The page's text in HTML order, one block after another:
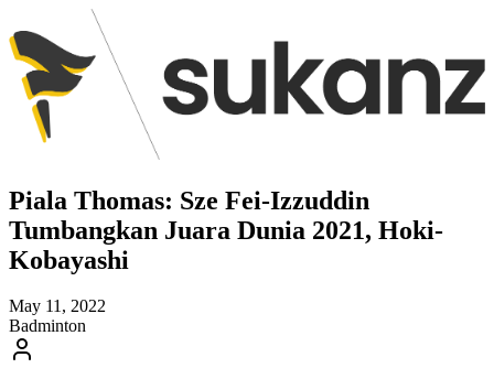
Piala Thomas: Sze Fei-Izzuddin
Tumbangkan Juara Dunia 2021, Hoki-
Kobayashi
May 11, 2022
Badminton